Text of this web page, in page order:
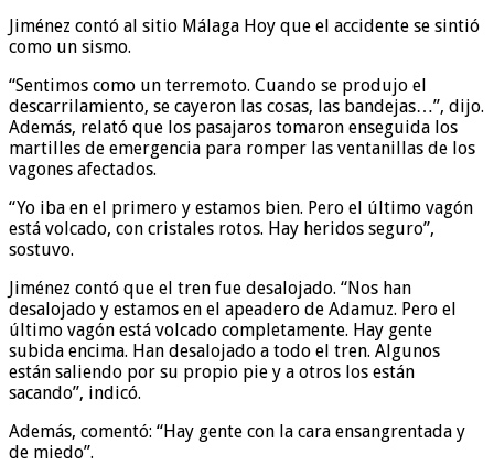
Jiménez contó al sitio Málaga Hoy que el accidente se sintió
como un sismo.
“Sentimos como un terremoto. Cuando se produjo el
descarrilamiento, se cayeron las cosas, las bandejas…”, dijo.
Además, relató que los pasajaros tomaron enseguida los
martilles de emergencia para romper las ventanillas de los
vagones afectados.
“Yo iba en el primero y estamos bien. Pero el último vagón
está volcado, con cristales rotos. Hay heridos seguro”,
sostuvo.
Jiménez contó que el tren fue desalojado. “Nos han
desalojado y estamos en el apeadero de Adamuz. Pero el
último vagón está volcado completamente. Hay gente
subida encima. Han desalojado a todo el tren. Algunos
están saliendo por su propio pie y a otros los están
sacando”, indicó.
Además, comentó: “Hay gente con la cara ensangrentada y
de miedo”.